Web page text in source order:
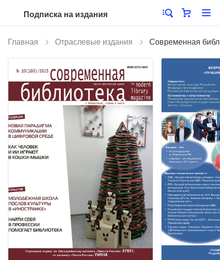
Подписка на издания
Главная Отраслевые издания Современная